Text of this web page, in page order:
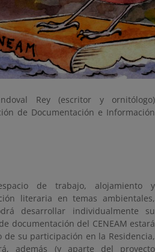
Rey (escritor y ornitólogo)
de Documentación e Información
de trabajo, alojamiento y
literaria en temas ambientales,
desarrollar individualmente su
documentación del CENEAM estará
de su participación en la Residencia,
además (y aparte del proyecto